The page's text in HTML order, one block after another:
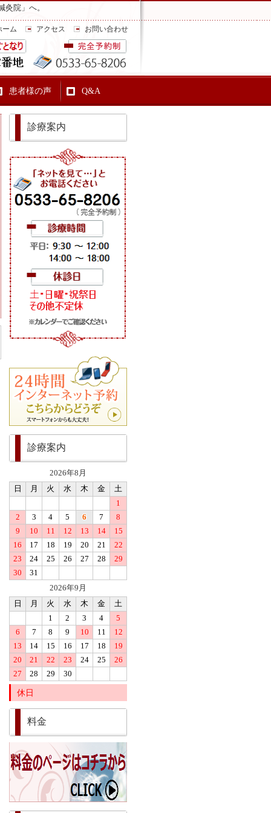
院」へ。
ーム アクセス お問い合わせ
患者様の声 Q&A
診療案内
診療案内
2026年8月
日
月 火 水 木 金
土
1
2
3 4 5 6 7
8
9
10 11 12 13 14
15
16
17 18 19 20 21
22
23
24 25 26 27 28
29
30
31
2026年9月
日
月 火 水 木 金
土
1
2 3 4
5
6
7 8 9 10 11
12
13
14 15 16 17 18
19
20
21 22 23 24 25
26
27
28 29 30
休日
料金